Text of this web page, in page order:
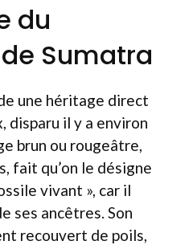
du
Sumatra
une héritage direct
disparu il y a environ
brun ou rougeâtre,
fait qu’on le désigne
vivant », car il
ses ancêtres. Son
recouvert de poils,